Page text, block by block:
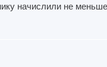
начислили не